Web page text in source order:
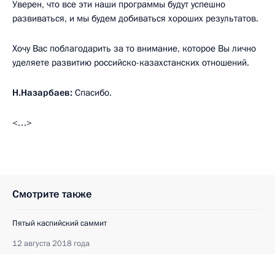
Уверен, что все эти наши программы будут успешно
развиваться, и мы будем добиваться хороших результатов.
Хочу Вас поблагодарить за то внимание, которое Вы лично
уделяете развитию российско-казахстанских отношений.
Н.Назарбаев: Спасибо.
<…>
Смотрите также
Пятый каспийский саммит
12 августа 2018 года